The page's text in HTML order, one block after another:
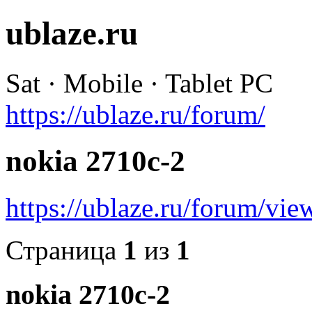
ublaze.ru
Sat · Mobile · Tablet PC
https://ublaze.ru/forum/
nokia 2710c-2
https://ublaze.ru/forum/
Страница 1 из 1
nokia 2710c-2